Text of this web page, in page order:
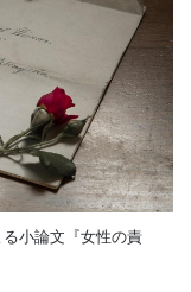
小論文『女性の責